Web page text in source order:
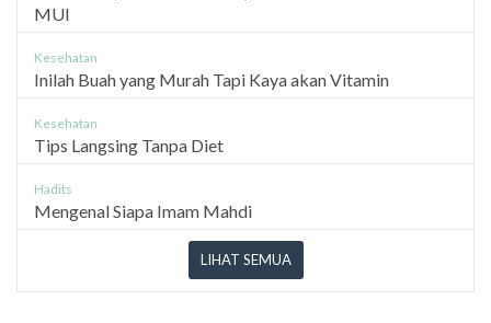
MUI
Kesehatan
Inilah Buah yang Murah Tapi Kaya akan Vitamin
Kesehatan
Tips Langsing Tanpa Diet
Hadits
Mengenal Siapa Imam Mahdi
LIHAT SEMUA